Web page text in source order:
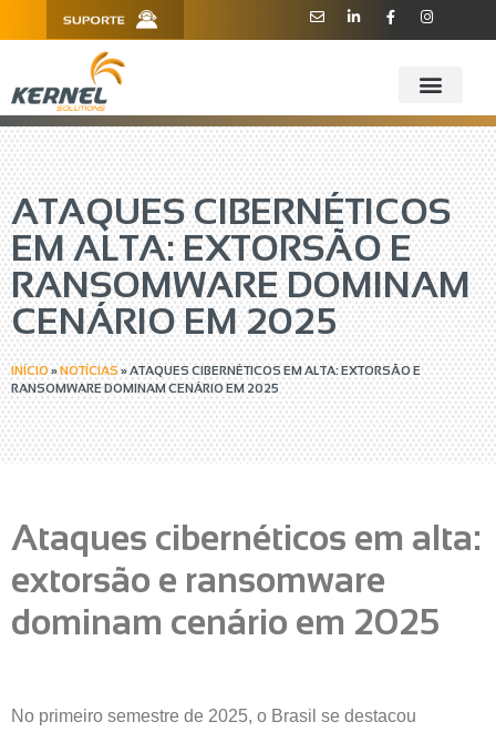
910 - CEP 13208-760 - Jundiaí/SP
ATAQUES CIBERNÉTICOS
EM ALTA: EXTORSÃO E
RANSOMWARE DOMINAM
CENÁRIO EM 2025
INÍCIO»NOTÍCIAS»ATAQUES CIBERNÉTICOS EM ALTA: EXTORSÃO E
RANSOMWARE DOMINAM CENÁRIO EM 2025
Ataques cibernéticos em alta:
extorsão e ransomware
dominam cenário em 2025
No primeiro semestre de 2025, o Brasil se destacou